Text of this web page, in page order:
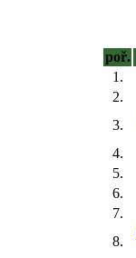
poř.
1.
2.
3.
4.
5.
6.
7.
8.